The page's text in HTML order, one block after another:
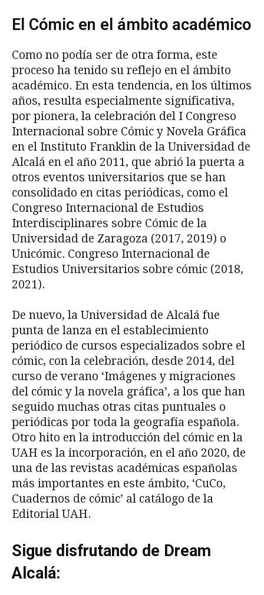
El Cómic en el ámbito académico
Como no podía ser de otra forma, este
proceso ha tenido su reflejo en el ámbito
académico. En esta tendencia, en los últimos
años, resulta especialmente significativa,
por pionera, la celebración del I Congreso
Internacional sobre Cómic y Novela Gráfica
en el Instituto Franklin de la Universidad de
Alcalá en el año 2011, que abrió la puerta a
otros eventos universitarios que se han
consolidado en citas periódicas, como el
Congreso Internacional de Estudios
Interdisciplinares sobre Cómic de la
Universidad de Zaragoza (2017, 2019) o
Unicómic. Congreso Internacional de
Estudios Universitarios sobre cómic (2018,
2021).
De nuevo, la Universidad de Alcalá fue
punta de lanza en el establecimiento
periódico de cursos especializados sobre el
cómic, con la celebración, desde 2014, del
curso de verano ‘Imágenes y migraciones
del cómic y la novela gráfica’, a los que han
seguido muchas otras citas puntuales o
periódicas por toda la geografía española.
Otro hito en la introducción del cómic en la
UAH es la incorporación, en el año 2020, de
una de las revistas académicas españolas
más importantes en este ámbito, ‘CuCo,
Cuadernos de cómic’ al catálogo de la
Editorial UAH.
Sigue disfrutando de Dream
Alcalá: